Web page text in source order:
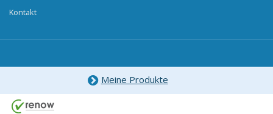
Kontakt
Meine Produkte